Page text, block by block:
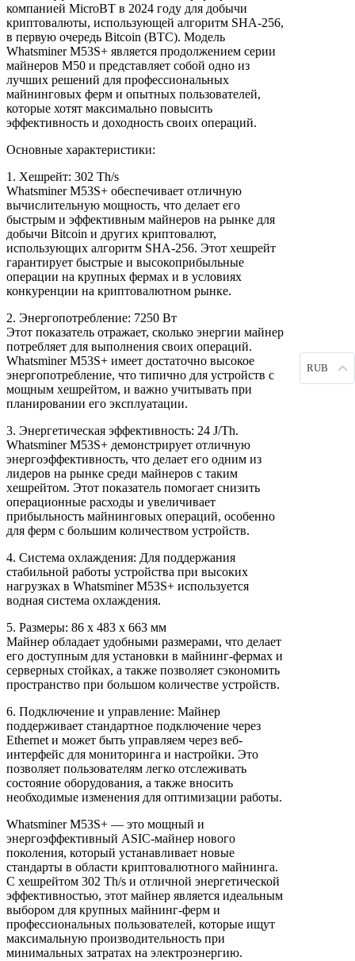
компанией MicroBT в 2024 году для добычи
криптовалюты, использующей алгоритм SHA-256,
в первую очередь Bitcoin (BTC). Модель
Whatsminer M53S+ является продолжением серии
майнеров M50 и представляет собой одно из
лучших решений для профессиональных
майнинговых ферм и опытных пользователей,
которые хотят максимально повысить
эффективность и доходность своих операций.
Основные характеристики:
1. Хешрейт: 302 Th/s
Whatsminer M53S+ обеспечивает отличную
вычислительную мощность, что делает его
быстрым и эффективным майнеров на рынке для
добычи Bitcoin и других криптовалют,
использующих алгоритм SHA-256. Этот хешрейт
гарантирует быстрые и высокоприбыльные
операции на крупных фермах и в условиях
конкуренции на криптовалютном рынке.
2. Энергопотребление: 7250 Вт
Этот показатель отражает, сколько энергии майнер
потребляет для выполнения своих операций.
Whatsminer M53S+ имеет достаточно высокое
энергопотребление, что типично для устройств с
мощным хешрейтом, и важно учитывать при
планировании его эксплуатации.
3. Энергетическая эффективность: 24 J/Th.
Whatsminer M53S+ демонстрирует отличную
энергоэффективность, что делает его одним из
лидеров на рынке среди майнеров с таким
хешрейтом. Этот показатель помогает снизить
операционные расходы и увеличивает
прибыльность майнинговых операций, особенно
для ферм с большим количеством устройств.
4. Система охлаждения: Для поддержания
стабильной работы устройства при высоких
нагрузках в Whatsminer M53S+ используется
водная система охлаждения.
5. Размеры: 86 х 483 х 663 мм
Майнер обладает удобными размерами, что делает
его доступным для установки в майнинг-фермах и
серверных стойках, а также позволяет сэкономить
пространство при большом количестве устройств.
6. Подключение и управление: Майнер
поддерживает стандартное подключение через
Ethernet и может быть управляем через веб-
интерфейс для мониторинга и настройки. Это
позволяет пользователям легко отслеживать
состояние оборудования, а также вносить
необходимые изменения для оптимизации работы.
Whatsminer M53S+ — это мощный и
энергоэффективный ASIC-майнер нового
поколения, который устанавливает новые
стандарты в области криптовалютного майнинга.
С хешрейтом 302 Th/s и отличной энергетической
эффективностью, этот майнер является идеальным
выбором для крупных майнинг-ферм и
профессиональных пользователей, которые ищут
максимальную производительность при
минимальных затратах на электроэнергию.
RUB